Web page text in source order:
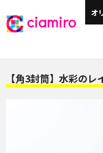
ciamiro オ
封筒サイズから探す ▼
【角3封筒】水彩の